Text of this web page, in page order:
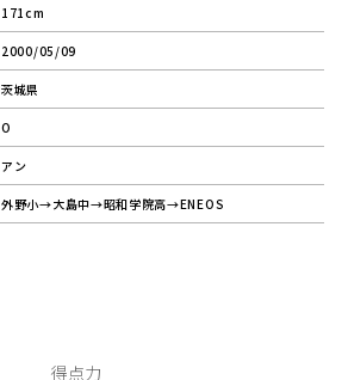
171cm
2000/05/09
茨城県
O
アン
外野小→大島中→昭和学院高→ENEOS